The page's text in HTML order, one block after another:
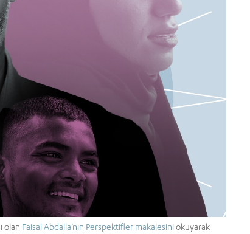
olan Faisal Abdalla’nın Perspektifler makalesiniokuyarak